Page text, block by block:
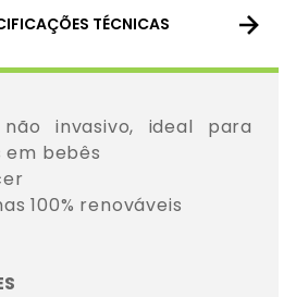
TÉCNICAS
invasivo, ideal para
bebês
100% renováveis